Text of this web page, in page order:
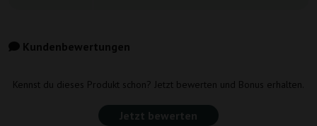
Kundenbewertungen
Kennst du dieses Produkt schon? Jetzt bewerten und Bonus erhalten.
Jetzt bewerten